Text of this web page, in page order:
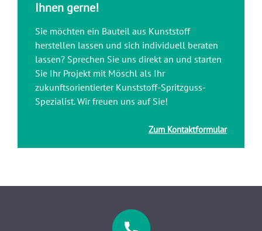
Ihnen gerne!
Sie möchten ein Bauteil aus Kunststoff
herstellen lassen und sich individuell beraten
lassen? Sprechen Sie uns direkt an und starten
Sie Ihr Projekt mit Möschl als Ihr
zukunftsorientierter Kunststoff-Spritzguss-
Spezialist. Wir freuen uns auf Sie!
Zum Kontaktformular